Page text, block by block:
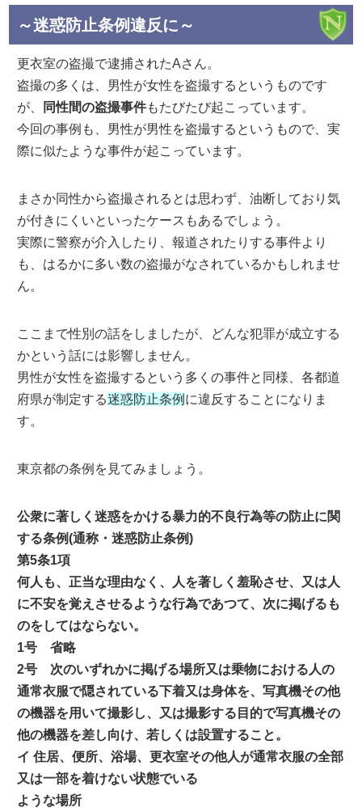
～迷惑防止条例違反に～
更衣室の盗撮で逮捕されたAさん。
盗撮の多くは、男性が女性を盗撮するというものです
が、
同性間の盗撮事件もたびたび起こっています。
今回の事例も、男性が男性を盗撮するというもので、実
際に似たような事件が起こっています。
まさか同性から盗撮されるとは思わず、油断しており気
が付きにくいといったケースもあるでしょう。
実際に警察が介入したり、報道されたりする事件より
も、はるかに多い数の盗撮がなされているかもしれませ
ん。
ここまで性別の話をしましたが、どんな犯罪が成立する
かという話には影響しません。
男性が女性を盗撮するという多くの事件と同様、各都道
府県が制定する迷惑防止条例 に違反することになりま
す。
東京都の条例を見てみましょう。
公衆に著しく迷惑をかける暴力的不良行為等の防止に関
する条例(通称・迷惑防止条例)
第5条1項
何人も、正当な理由なく、人を著しく羞恥させ、又は人
に不安を覚えさせるような行為であつて、次に掲げるも
のをしてはならない。
1号 省略
2号 次のいずれかに掲げる場所又は乗物における人の
通常衣服で隠されている下着又は身体を、写真機その他
の機器を用いて撮影し、又は撮影する目的で写真機その
他の機器を差し向け、若しくは設置すること。
イ 住居、便所、浴場、更衣室その他人が通常衣服の全部
又は一部を着けない状態でいる
ような場所